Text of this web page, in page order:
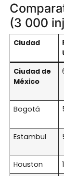
(3 000
Ciudad
Ciudad de
México
Bogotá
Estambul
Houston